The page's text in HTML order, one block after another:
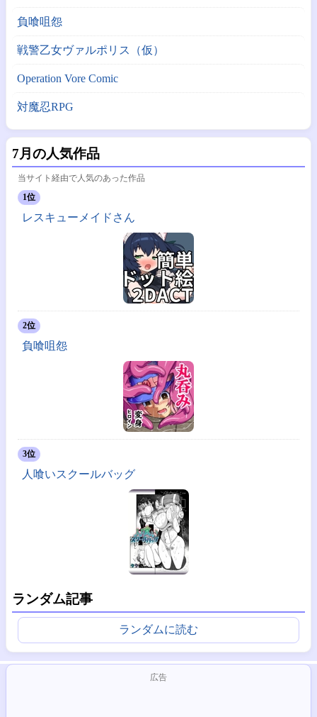
負喰咀怨
戦警乙女ヴァルポリス（仮）
Operation Vore Comic
対魔忍RPG
7月の人気作品
当サイト経由で人気のあった作品
1位
レスキューメイドさん
2位
負喰咀怨
3位
人喰いスクールバッグ
ランダム記事
ランダムに読む
広告